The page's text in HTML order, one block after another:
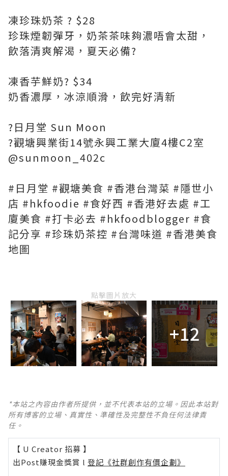
凍珍珠奶茶 ? $28
珍珠煙韌彈牙，奶茶茶味夠濃唔會太甜，
飲落清爽解渴，夏天必備?
凍香芋鮮奶? $34
奶香濃厚，冰涼順滑，飲完好清新
?日月堂 Sun Moon
?觀塘興業街14號永興工業大廈4樓C2室
@sunmoon_402c
#日月堂 #觀塘美食 #香港台灣菜 #隱世小
店 #hkfoodie #食好西 #香港好去處 #工
廈美食 #打卡必去 #hkfoodblogger #食
記分享 #珍珠奶茶控 #台灣味道 #香港美食
地圖
點擊圖片放大
+12
*本站之內容由作者所提供，並不代表本站的立場。因此本站對
所有博客的立場、真實性、準確性及完整性不負任何法律責
任。
【 U Creator 招募 】
出Post賺現金獎賞 l 登記《社群創作有價企劃》